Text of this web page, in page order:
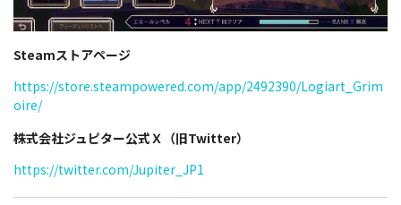
Steamストアページ
https://store.steampowered.com/app/2492390/Logiart_Grim
oire/
株式会社ジュピター公式Ｘ（旧Twitter）
https://twitter.com/Jupiter_JP1